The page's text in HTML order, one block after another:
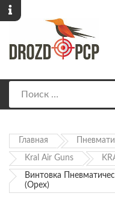
Главная
Kral Air Guns
Винтовка
(Орех)